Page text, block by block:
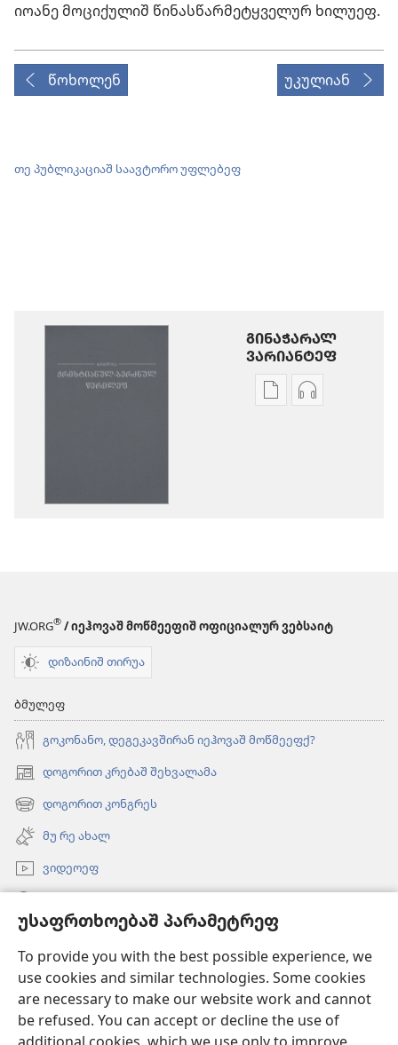
უსაფრთხოებაშ პარამეტრეფ
To provide you with the best possible experience, we
use cookies and similar technologies. Some cookies
are necessary to make our website work and cannot
be refused. You can accept or decline the use of
იოანე მოციქულიშ წინასწარმეტყველურ ხილუეფ.
წოხოლენ უკულიან
თე პუბლიკაციაშ საავტორო უფლებეფ
ᲒᲘᲜᲐᲭᲐᲠᲐᲚ
ᲕᲐᲠᲘᲐᲜᲢᲔᲤ
ხვალე
JW.ORG® / იეჰოვაშ მოწმეეფიშ ოფიციალურ ვებსაიტ
დიზაინიშ თირუა
ბმულეფ
გოკონანო, დეგეკავშირან იეჰოვაშ მოწმეეფქ?
დოგორით კრებაშ შეხვალამა
(ახალ
ფანჯარაშ
გონწყუმა)
დოგორით კონგრეს
(ახალ
ფანჯარაშ
გონწყუმა)
მუ რე ახალ
ვიდეოეფ
(ახალ
ფანჯარაშ
გონწყუმა)გინაჯინალ კოშკიშ ᲝᲜᲚᲐᲘᲜᲑᲘᲑᲚᲘᲝᲗᲔᲙᲐ
(ახალ
ფანჯარაშ
გონწყუმა)
JW Hub ®
(ახალ